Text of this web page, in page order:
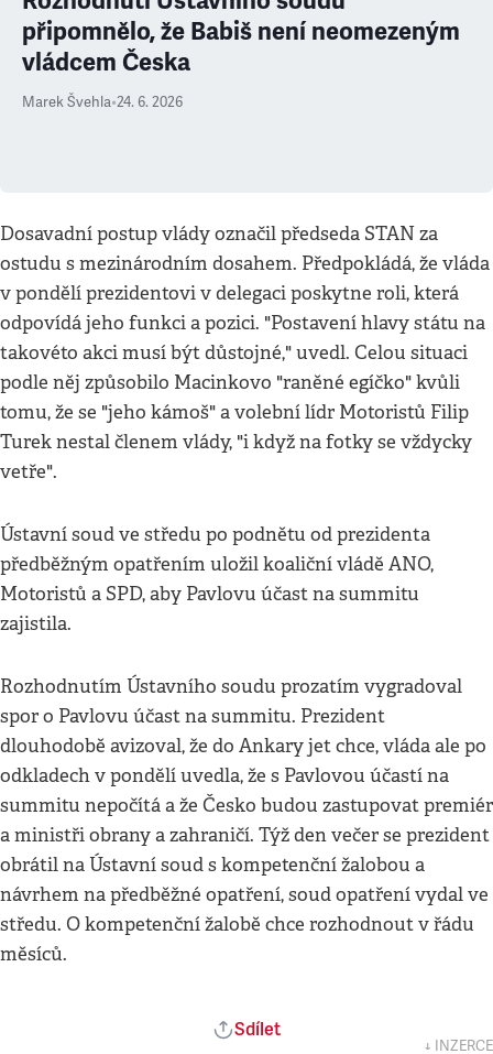
připomnělo, že Babiš není neomezeným
vládcem Česka
Marek Švehla•24. 6. 2026
Dosavadní postup vlády označil předseda STAN za
ostudu s mezinárodním dosahem. Předpokládá, že vláda
v pondělí prezidentovi v delegaci poskytne roli, která
odpovídá jeho funkci a pozici. "Postavení hlavy státu na
takovéto akci musí být důstojné," uvedl. Celou situaci
podle něj způsobilo Macinkovo "raněné egíčko" kvůli
tomu, že se "jeho kámoš" a volební lídr Motoristů Filip
Turek nestal členem vlády, "i když na fotky se vždycky
vetře".
Ústavní soud ve středu po podnětu od prezidenta
předběžným opatřením uložil koaliční vládě ANO,
Motoristů a SPD, aby Pavlovu účast na summitu
zajistila.
Rozhodnutím Ústavního soudu prozatím vygradoval
spor o Pavlovu účast na summitu. Prezident
dlouhodobě avizoval, že do Ankary jet chce, vláda ale po
odkladech v pondělí uvedla, že s Pavlovou účastí na
summitu nepočítá a že Česko budou zastupovat premiér
a ministři obrany a zahraničí. Týž den večer se prezident
obrátil na Ústavní soud s kompetenční žalobou a
návrhem na předběžné opatření, soud opatření vydal ve
středu. O kompetenční žalobě chce rozhodnout v řádu
měsíců.
Sdílet
↓ INZERCE